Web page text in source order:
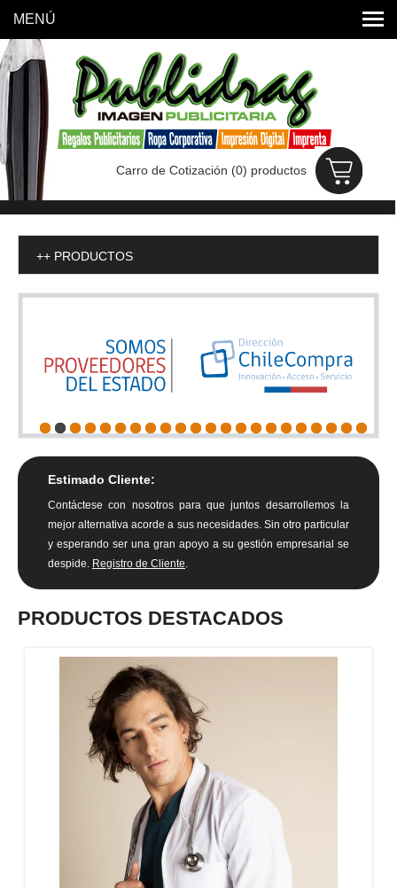
MENÚ
INICIO
PUBLIDRAG
PRODUCTOS
UBICACIÓN
PROMOCIONES
CONTACTO
Carro de Cotización (0) productos
++ PRODUCTOS
Estimado Cliente:
Contáctese con nosotros para que juntos desarrollemos la
mejor alternativa acorde a sus necesidades. Sin otro particular
y esperando ser una gran apoyo a su gestión empresarial se
despide. Registro de Cliente.
PRODUCTOS DESTACADOS